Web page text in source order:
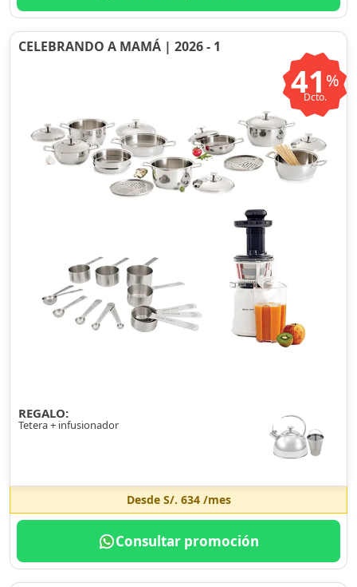
CELEBRANDO A MAMÁ | 2026 - 1
41 %
Dcto.
REGALO:
Tetera + infusionador
Desde S/. 634/mes
Consultar promoción